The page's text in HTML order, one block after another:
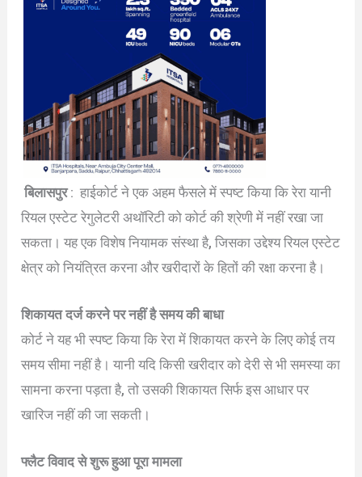
बिलासपुर: हाईकोर्ट ने एक अहम फैसले में स्पष्ट किया कि रेरा यानी
रियल एस्टेट रेगुलेटरी अथॉरिटी को कोर्ट की श्रेणी में नहीं रखा जा
सकता। यह एक विशेष नियामक संस्था है, जिसका उद्देश्य रियल एस्टेट
क्षेत्र को नियंत्रित करना और खरीदारों के हितों की रक्षा करना है।
शिकायत दर्ज करने पर नहीं है समय की बाधा
कोर्ट ने यह भी स्पष्ट किया कि रेरा में शिकायत करने के लिए कोई तय
समय सीमा नहीं है। यानी यदि किसी खरीदार को देरी से भी समस्या का
सामना करना पड़ता है, तो उसकी शिकायत सिर्फ इस आधार पर
खारिज नहीं की जा सकती।
फ्लैट विवाद से शुरू हुआ पूरा मामला